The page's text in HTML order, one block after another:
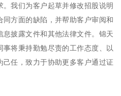
我们为客户起草并修改招股说明
方面的缺陷，并帮助客户审阅和
披露文件和其他法律文件。锦天
将秉持勤勉尽责的工作态度、以
任，致力于协助更多客户通过证